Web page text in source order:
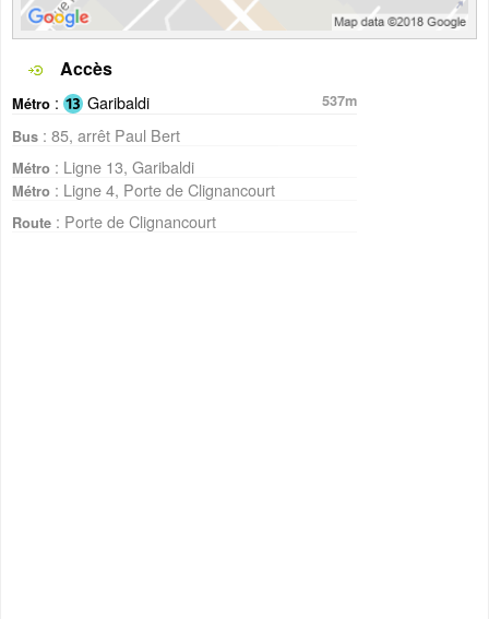
Accès
Métro : Garibaldi
537m
Bus : 85, arrêt Paul Bert
Métro : Ligne 13, Garibaldi
Métro : Ligne 4, Porte de Clignancourt
Route : Porte de Clignancourt